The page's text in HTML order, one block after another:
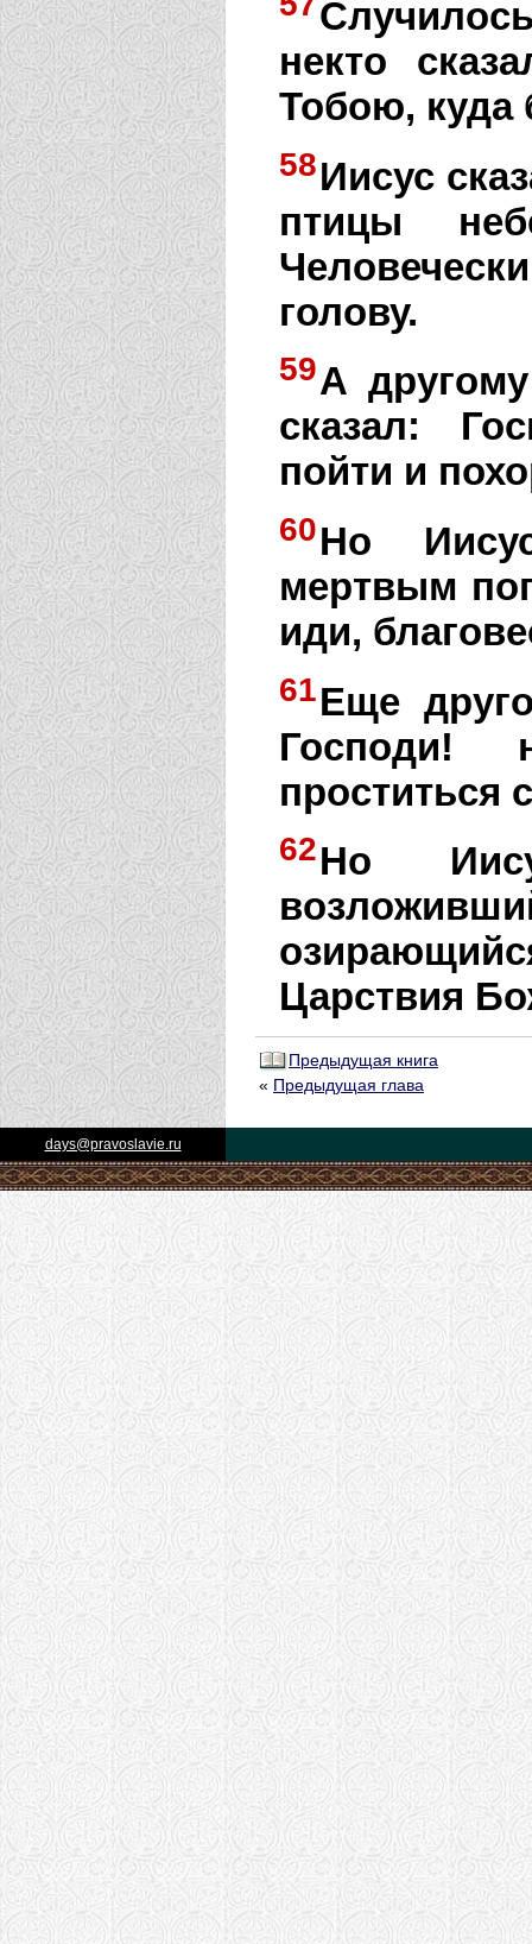
некто
Тобою,
58Иисус
птицы
голову.
59А
сказал:
пойти и
60Но
мертвым
иди,
61Еще
Господи!
62Но
Царствия
Предыдущая книга
« Предыдущая глава
days@pravoslavie.ru